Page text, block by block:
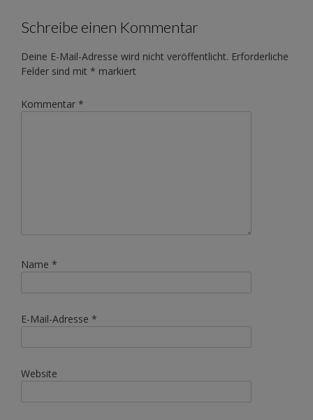
Schreibe einen Kommentar
Deine E-Mail-Adresse wird nicht veröffentlicht. Erforderliche
Felder sind mit * markiert
Kommentar *
Name *
E-Mail-Adresse *
Website